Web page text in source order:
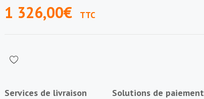
1 326,00€ TTC
Services de livraison Solutions de paiement